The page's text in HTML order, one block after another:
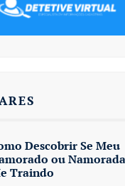
Descobrir Se Meu
ou
Traindo